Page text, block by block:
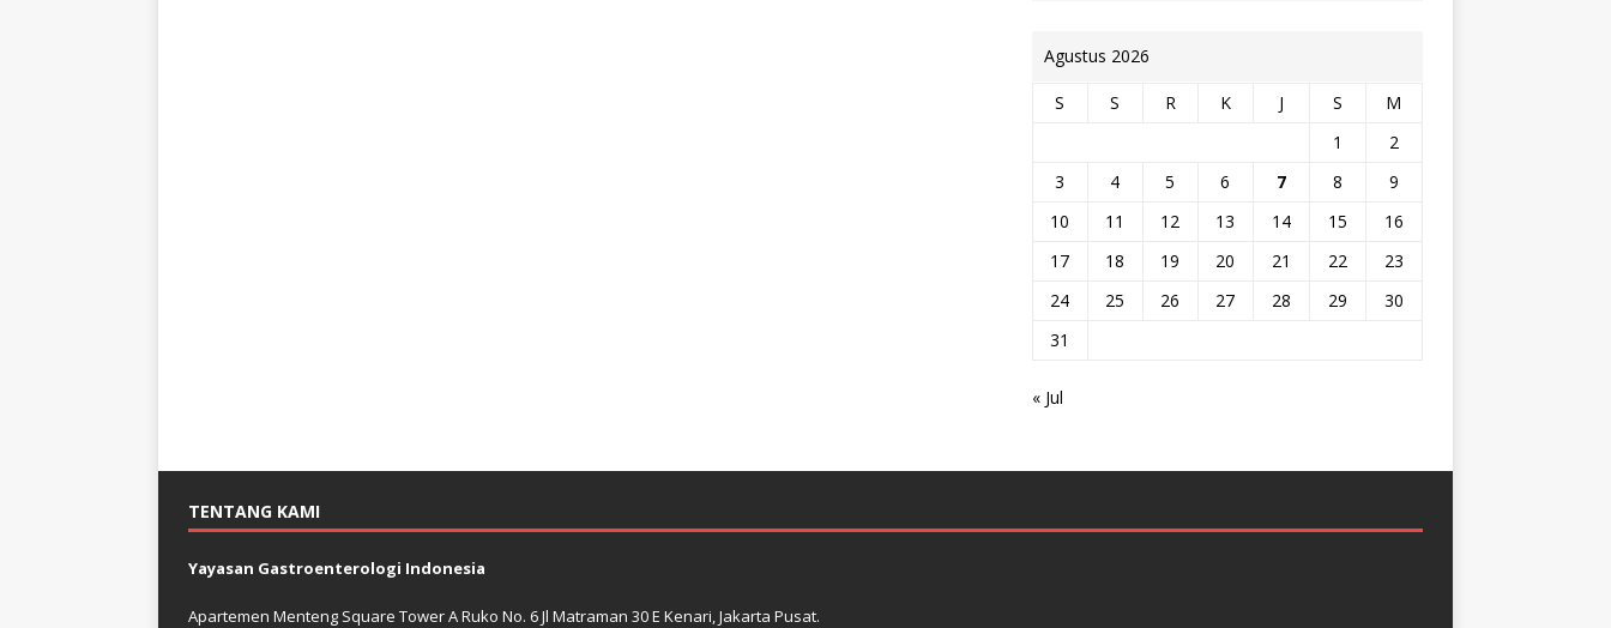
Agustus 2026
S S R K J S
M
1
2
3
4 5 6 7 8
9
10
11 12 13 14 15
16
17
18 19 20 21 22
23
24
25 26 27 28 29
30
31
« Jul
TENTANG KAMI
Yayasan Gastroenterologi Indonesia
Apartemen Menteng Square Tower A Ruko No. 6 Jl Matraman 30 E Kenari, Jakarta Pusat.